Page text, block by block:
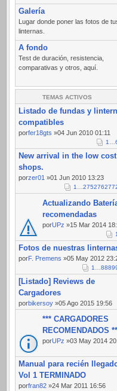
Galería
Lugar donde poner las fotos de
linternas.
A fondo
Test de duración, resistencia,
comparativas y otros, aquí.
TEMAS ACTIVOS
Listado de fundas y
compatibles
porfer18gts »04 Jun 2010 01:11
1
New arrival in the low cost
shops.
porzer01 »01 Jun 2010 13:23
1 275276277
Actualizando
recomendadas
porUPz »15 Mar 2014
1
Fotos de nuestras
porF. Premens »05 May 2012
1 8889
[Listado] Reviews de
Cargadores
porbikersoy »05 Ago 2015 19:56
*** CARGADORES
RECOMENDADOS
porUPz »03 May 2014
Manual para recién
Vol 1 TERMINADO
porfran82 »24 Mar 2011 16:56